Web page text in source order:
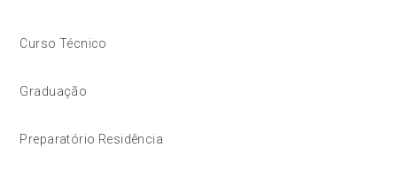
Curso Técnico
Graduação
Preparatório Residência